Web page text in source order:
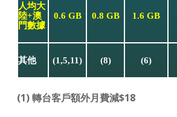
人均大
陸+澳
門數據
0.6 GB 0.8 GB 1.6 GB
其他 (1,5,11) (8) (6)
(1) 轉台客戶額外月費減$18